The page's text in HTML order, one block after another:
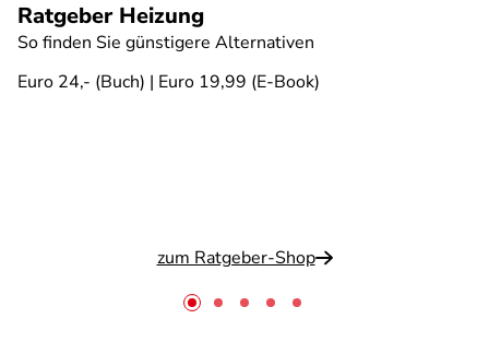
Ratgeber Heizung
So finden Sie günstigere Alternativen
Euro 24,- (Buch) | Euro 19,99 (E-Book)
zum Ratgeber-Shop